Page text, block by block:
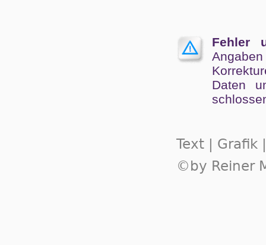
Fehler
Angaben
Da­ten
Text | Grafik
©by Reiner